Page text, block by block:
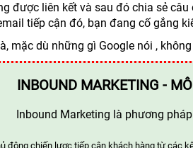
được liên kết và sau đó chia sẻ
tiếp cận đó, bạn đang cố gắng
mặc dù những gì Google nói ,
INBOUND MARKETING -
Inbound Marketing là phương
động chiến lược tiếp cận khách hàng từ các